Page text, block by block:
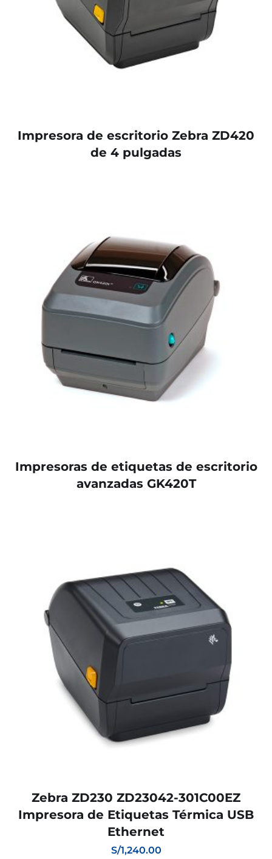
Impresora de escritorio Zebra ZD420
de 4 pulgadas
Impresoras de etiquetas de escritorio
avanzadas GK420T
Zebra ZD230 ZD23042-301C00EZ
Impresora de Etiquetas Térmica USB
Ethernet
S/1,240.00